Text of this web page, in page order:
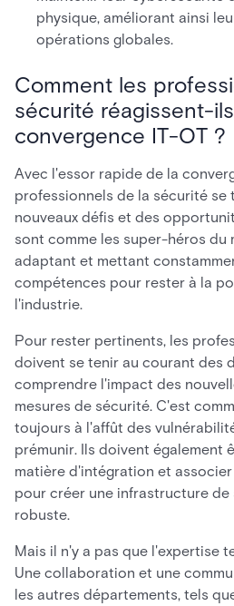
physique, améliorant ainsi
opérations globales.
Comment les
sécurité réagissent-
convergence IT-OT ?
Avec l'essor rapide de la
professionnels de la sécurité
nouveaux défis et des
sont comme les super-héros du
adaptant et mettant
compétences pour rester à la
l'industrie.
Pour rester pertinents, les
doivent se tenir au courant des
comprendre l'impact des
mesures de sécurité. C'est
toujours à l'affût des
prémunir. Ils doivent également
matière d'intégration et
pour créer une infrastructure
robuste.
Mais il n'y a pas que l'expertise
Une collaboration et une
les autres départements, tels